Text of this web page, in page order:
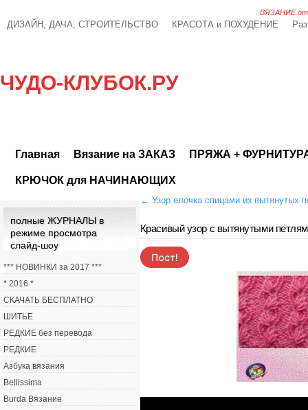
ВЯЗАНИЕ от
ДИЗАЙН, ДАЧА, СТРОИТЕЛЬСТВО КРАСОТА и ПОХУДЕНИЕ
ЧУДО-КЛУБОК.РУ
Главная Вязание на ЗАКАЗ ПРЯЖА +
КРЮЧОК для НАЧИНАЮЩИХ
← Узор елочка спицами из вытянутых
Красивый узор с вытянутыми
полные ЖУРНАЛЫ в
режиме просмотра
слайд-шоу
*** НОВИНКИ за 2017 ***
* 2016 *
СКАЧАТЬ БЕСПЛАТНО
ШИТЬЕ
РЕДКИЕ без перевода
РЕДКИЕ
Азбука вязания
Bellissima
Burda Вязание